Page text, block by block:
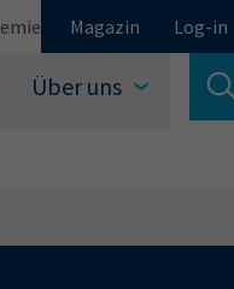
Über uns
Magazin Log-in
Suche verlassen